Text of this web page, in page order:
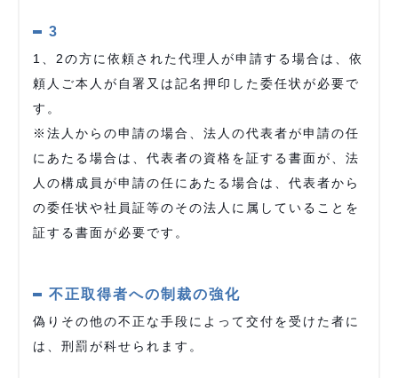
3
1、2の方に依頼された代理人が申請する場合は、依
頼人ご本人が自署又は記名押印した委任状が必要で
す。
※法人からの申請の場合、法人の代表者が申請の任
にあたる場合は、代表者の資格を証する書面が、法
人の構成員が申請の任にあたる場合は、代表者から
の委任状や社員証等のその法人に属していることを
証する書面が必要です。
不正取得者への制裁の強化
偽りその他の不正な手段によって交付を受けた者に
は、刑罰が科せられます。